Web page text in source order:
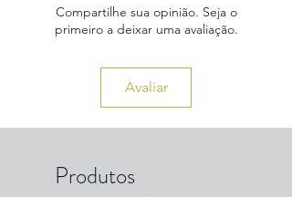
Compartilhe sua opinião. Seja o
primeiro a deixar uma avaliação.
Avaliar
Produtos